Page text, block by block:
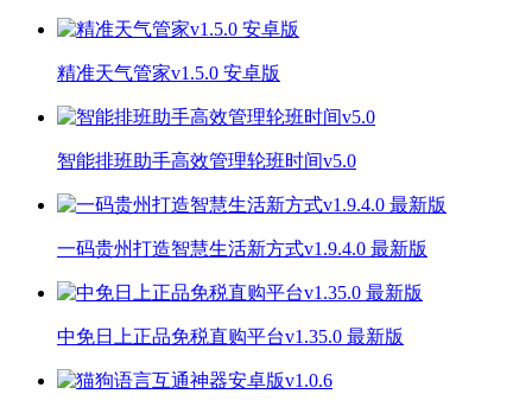
精准天气管家v1.5.0 安卓版
智能排班助手高效管理轮班时间v5.0
一码贵州打造智慧生活新方式v1.9.4.0 最新版
中免日上正品免税直购平台v1.35.0 最新版